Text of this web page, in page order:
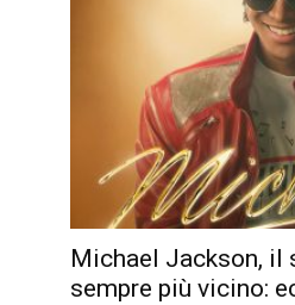
Michael Jackson, il
sempre più vicino: